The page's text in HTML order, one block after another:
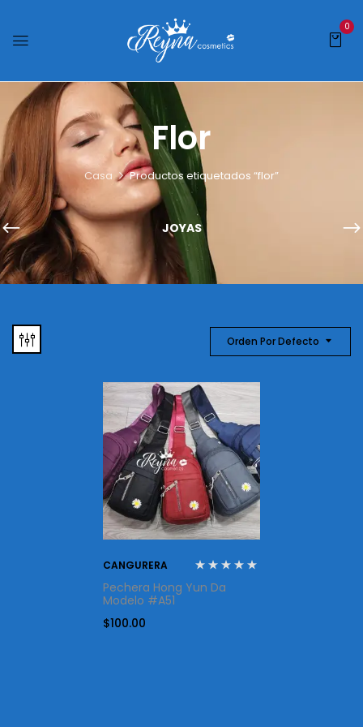
0
Flor
Casa Productos etiquetados “flor”
JOYAS
Orden Por Defecto
CANGURERA
Pechera Hong Yun Da
Modelo #A51
$100.00